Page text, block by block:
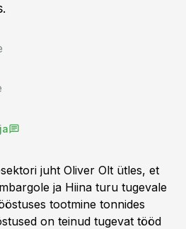
juht Oliver Olt ütles, et
ja Hiina turu tugevale
tootmine tonnides
on teinud tugevat tööd